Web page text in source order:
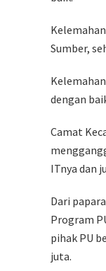
Sumber,
dengan
Camat
ITnya dan
Dari
Program
pihak PU
juta.